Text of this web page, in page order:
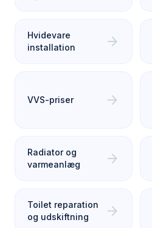
Hvidevare
installation
arrow_forward
VVS-priser arrow_forward
Radiator og
varmeanlæg
arrow_forward
Toilet reparation
og udskiftning
arrow_forward